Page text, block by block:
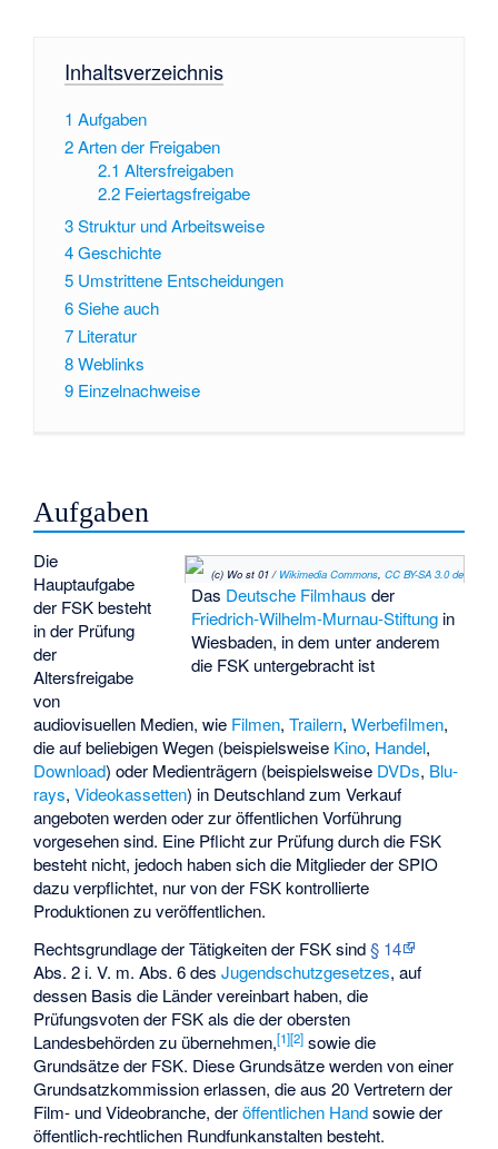
Inhaltsverzeichnis
1 Aufgaben
2Arten der Freigaben
2.1 Altersfreigaben
2.2 Feiertagsfreigabe
3Struktur und Arbeitsweise
4Geschichte
5 Umstrittene Entscheidungen
6Siehe auch
7 Literatur
8Weblinks
9 Einzelnachweise
Aufgaben
(c) Wo st 01 / Wikimedia Commons, CC BY-SA 3.0 de
Das Deutsche Filmhaus der
Friedrich-Wilhelm-Murnau-Stiftungin
Wiesbaden, in dem unter anderem
die FSK untergebracht ist
Die
Hauptaufgabe
der FSK besteht
in der Prüfung
der
Altersfreigabe
von
audiovisuellen Medien, wie Filmen,Trailern,Werbefilmen,
die auf beliebigen Wegen (beispielsweise Kino, Handel,
Download) oder Medienträgern (beispielsweise DVDs, Blu-
rays,Videokassetten) in Deutschland zum Verkauf
angeboten werden oder zur öffentlichen Vorführung
vorgesehen sind. Eine Pflicht zur Prüfung durch die FSK
besteht nicht, jedoch haben sich die Mitglieder der SPIO
dazu verpflichtet, nur von der FSK kontrollierte
Produktionen zu veröffentlichen.
Rechtsgrundlage der Tätigkeiten der FSK sind§ 14
Abs. 2 i. V. m. Abs. 6 desJugendschutzgesetzes, auf
dessen Basis die Länder vereinbart haben, die
Prüfungsvoten der FSK als die der obersten
Landesbehörden zu übernehmen,[1][2] sowie die
Grundsätze der FSK. Diese Grundsätze werden von einer
Grundsatzkommission erlassen, die aus 20 Vertretern der
Film- und Videobranche, deröffentlichen Handsowie der
öffentlich-rechtlichen Rundfunkanstalten besteht.